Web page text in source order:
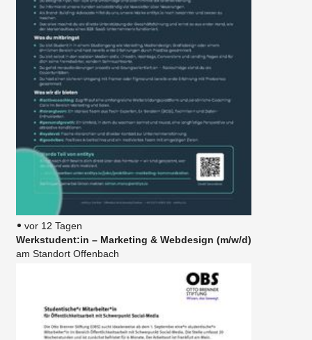
vor 12 Tagen
Werkstudent:in – Marketing & Webdesign (m/w/d)
am Standort Offenbach